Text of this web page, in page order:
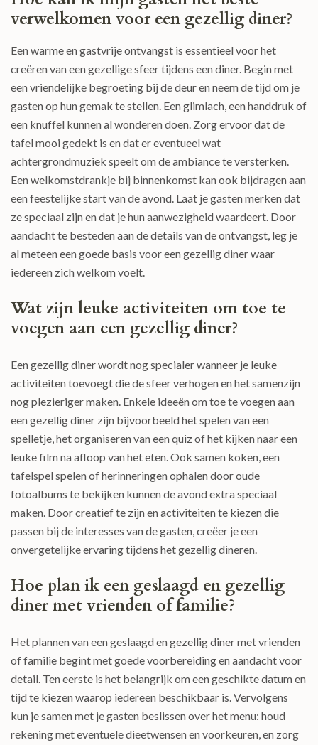
verwelkomen voor een gezellig diner?
Een warme en gastvrije ontvangst is essentieel voor het
creëren van een gezellige sfeer tijdens een diner. Begin met
een vriendelijke begroeting bij de deur en neem de tijd om je
gasten op hun gemak te stellen. Een glimlach, een handdruk of
een knuffel kunnen al wonderen doen. Zorg ervoor dat de
tafel mooi gedekt is en dat er eventueel wat
achtergrondmuziek speelt om de ambiance te versterken.
Een welkomstdrankje bij binnenkomst kan ook bijdragen aan
een feestelijke start van de avond. Laat je gasten merken dat
ze speciaal zijn en dat je hun aanwezigheid waardeert. Door
aandacht te besteden aan de details van de ontvangst, leg je
al meteen een goede basis voor een gezellig diner waar
iedereen zich welkom voelt.
Wat zijn leuke activiteiten om toe te
voegen aan een gezellig diner?
Een gezellig diner wordt nog specialer wanneer je leuke
activiteiten toevoegt die de sfeer verhogen en het samenzijn
nog plezieriger maken. Enkele ideeën om toe te voegen aan
een gezellig diner zijn bijvoorbeeld het spelen van een
spelletje, het organiseren van een quiz of het kijken naar een
leuke film na afloop van het eten. Ook samen koken, een
tafelspel spelen of herinneringen ophalen door oude
fotoalbums te bekijken kunnen de avond extra speciaal
maken. Door creatief te zijn en activiteiten te kiezen die
passen bij de interesses van de gasten, creëer je een
onvergetelijke ervaring tijdens het gezellig dineren.
Hoe plan ik een geslaagd en gezellig
diner met vrienden of familie?
Het plannen van een geslaagd en gezellig diner met vrienden
of familie begint met goede voorbereiding en aandacht voor
detail. Ten eerste is het belangrijk om een geschikte datum en
tijd te kiezen waarop iedereen beschikbaar is. Vervolgens
kun je samen met je gasten beslissen over het menu: houd
rekening met eventuele dieetwensen en voorkeuren, en zorg